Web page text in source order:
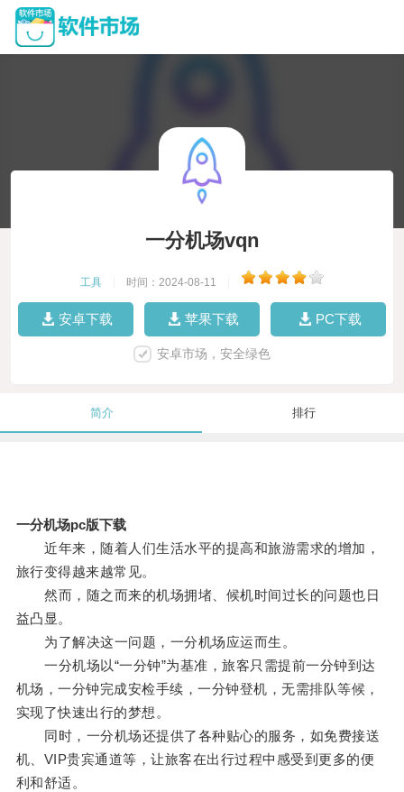
一分机场vqn
工具 时间：2024-08-11
安卓下载 苹果下载 PC下载
安卓市场，安全绿色
简介 排行
一分机场pc版下载
近年来，随着人们生活水平的提高和旅游需求的增加，
旅行变得越来越常见。
然而，随之而来的机场拥堵、候机时间过长的问题也日
益凸显。
为了解决这一问题，一分机场应运而生。
一分机场以“一分钟”为基准，旅客只需提前一分钟到达
机场，一分钟完成安检手续，一分钟登机，无需排队等候，
实现了快速出行的梦想。
同时，一分机场还提供了各种贴心的服务，如免费接送
机、VIP贵宾通道等，让旅客在出行过程中感受到更多的便
利和舒适。